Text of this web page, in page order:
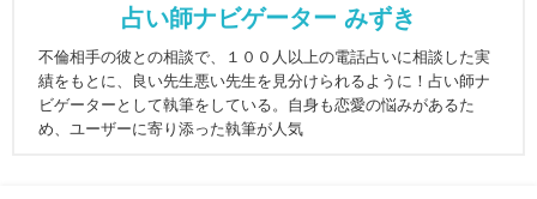
占い師ナビゲーター みずき
不倫相手の彼との相談で、１００人以上の電話占いに相談した実
績をもとに、良い先生悪い先生を見分けられるように！占い師ナ
ビゲーターとして執筆をしている。自身も恋愛の悩みがあるた
め、ユーザーに寄り添った執筆が人気